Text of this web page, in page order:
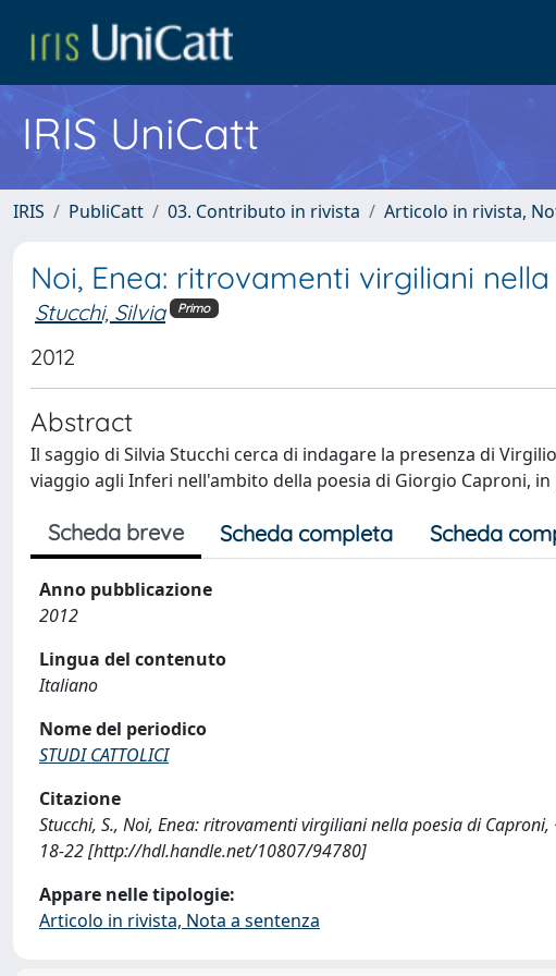
IRIS UniCatt
IRIS PubliCatt 03. Contributo in rivista Articolo in rivista,
Noi, Enea: ritrovamenti virgiliani
Stucchi, Silvia Primo
2012
Abstract
Il saggio di Silvia Stucchi cerca di indagare la presenza di
viaggio agli Inferi nell'ambito della poesia di Giorgio Caproni,
Scheda breve Scheda completa Scheda
Anno pubblicazione
2012
Lingua del contenuto
Italiano
Nome del periodico
STUDI CATTOLICI
Citazione
Stucchi, S., Noi, Enea: ritrovamenti virgiliani nella poesia di
18-22 [http://hdl.handle.net/10807/94780]
Appare nelle tipologie:
Articolo in rivista, Nota a sentenza